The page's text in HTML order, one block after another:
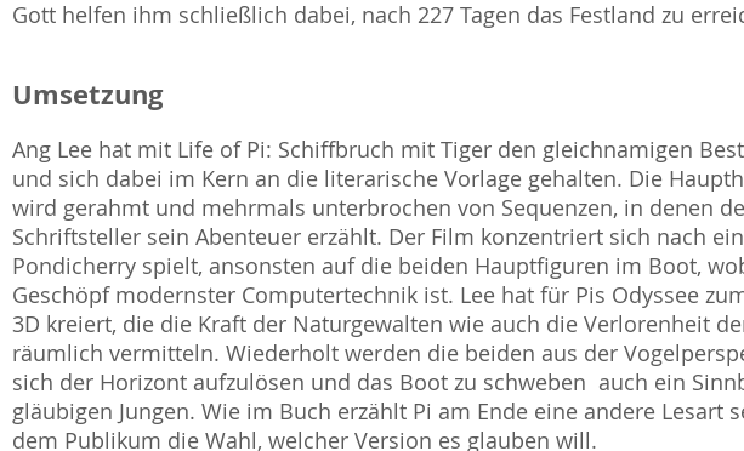
Gott helfen ihm schließlich dabei, nach 227 Tagen das Festland zu
Umsetzung
Ang Lee hat mit Life of Pi: Schiffbruch mit Tiger den gleichnamigen
und sich dabei im Kern an die literarische Vorlage gehalten. Die
wird gerahmt und mehrmals unterbrochen von Sequenzen, in denen
Schriftsteller sein Abenteuer erzählt. Der Film konzentriert sich nach
Pondicherry spielt, ansonsten auf die beiden Hauptfiguren im Boot,
Geschöpf modernster Computertechnik ist. Lee hat für Pis Odyssee
3D kreiert, die die Kraft der Naturgewalten wie auch die Verlorenheit
räumlich vermitteln. Wiederholt werden die beiden aus der
sich der Horizont aufzulösen und das Boot zu schweben  auch ein
gläubigen Jungen. Wie im Buch erzählt Pi am Ende eine andere Lesart
dem Publikum die Wahl, welcher Version es glauben will.